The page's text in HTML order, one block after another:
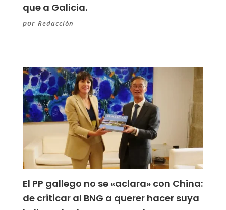
que a Galicia.
por Redacción
El PP gallego no se «aclara» con China:
de criticar al BNG a querer hacer suya